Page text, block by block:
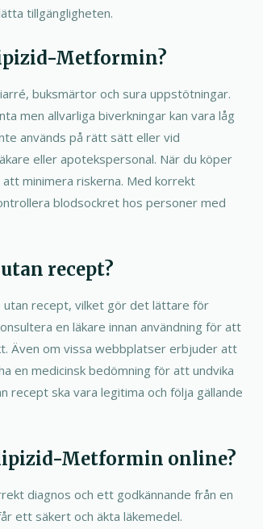
tillgängligheten.
Metformin?
buksmärtor och sura uppstötningar.
men allvarliga biverkningar kan vara låg
används på rätt sätt eller vid
eller apotekspersonal. När du köper
minimera riskerna. Med korrekt
blodsockret hos personer med
recept?
utan recept, vilket gör det lättare för
en läkare innan användning för att
Även om vissa webbplatser erbjuder att
en medicinsk bedömning för att undvika
recept ska vara legitima och följa gällande
Metformin online?
diagnos och ett godkännande från en
ett säkert och äkta läkemedel.